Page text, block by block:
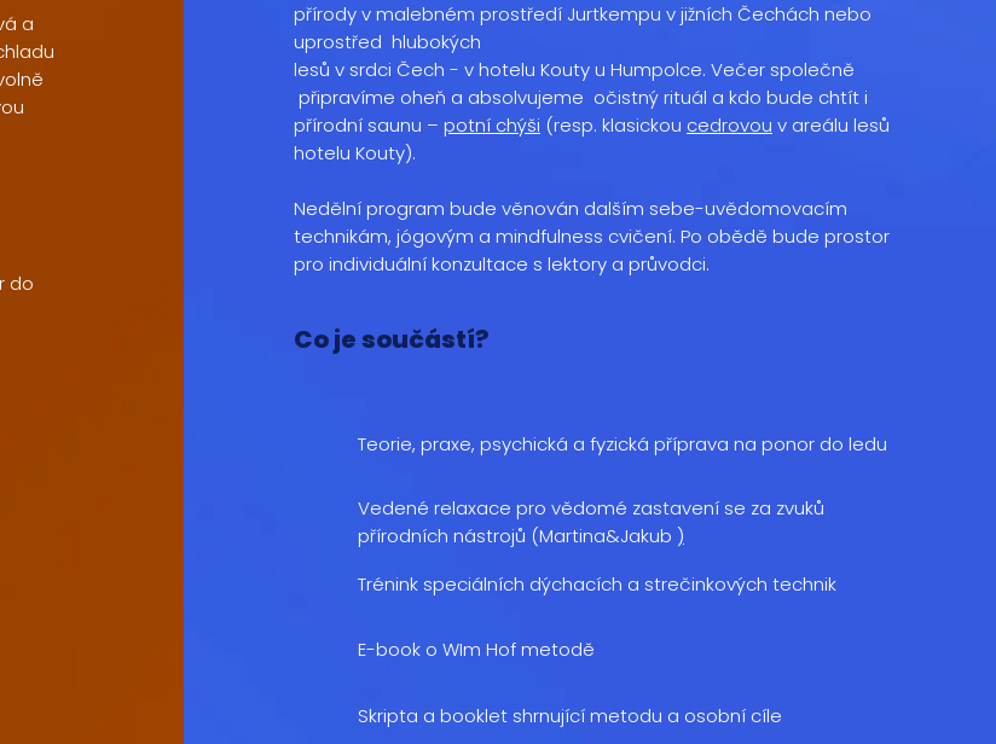
a
do
přírody v malebném prostředí Jurtkempu v jižních Čechách nebo
uprostřed hlubokých
lesů v srdci Čech - v hotelu Kouty u Humpolce. Večer společně
připravíme oheň a absolvujeme očistný rituál a kdo bude chtít i
přírodní saunu – potní chýši (resp. klasickou cedrovou v areálu lesů
hotelu Kouty).
Nedělní program bude věnován dalším sebe-uvědomovacím
technikám, jógovým a mindfulness cvičení. Po obědě bude prostor
pro individuální konzultace s lektory a průvodci.
Co je součástí?
Teorie, praxe, psychická a fyzická příprava na ponor do ledu
Vedené relaxace pro vědomé zastavení se za zvuků
přírodních nástrojů (Martina&Jakub )
Trénink speciálních dýchacích a strečinkových technik
E-book o WIm Hof metodě
Skripta a booklet shrnující metodu a osobní cíle